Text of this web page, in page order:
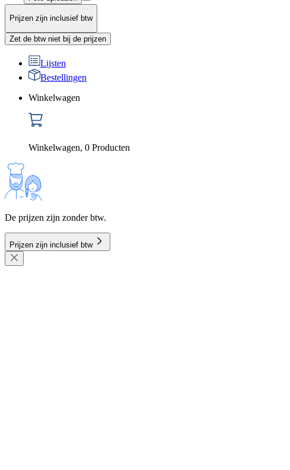
Prijzen zijn inclusief btw
Zet de btw niet bij de prijzen
Lijsten
Bestellingen
Winkelwagen
Winkelwagen, 0 Producten
De prijzen zijn zonder btw.
Prijzen zijn inclusief btw